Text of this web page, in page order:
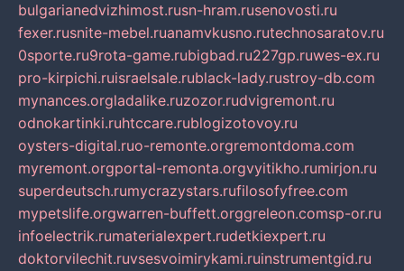
bulgarianedvizhimost.rusn-hram.rusenovosti.ru
fexer.rusnite-mebel.ruanamvkusno.rutechnosaratov.ru
0sporte.ru9rota-game.rubigbad.ru227gp.ruwes-ex.ru
pro-kirpichi.ruisraelsale.rublack-lady.rustroy-db.com
mynances.orgladalike.ruzozor.rudvigremont.ru
odnokartinki.ruhtccare.rublogizotovoy.ru
oysters-digital.ruo-remonte.orgremontdoma.com
myremont.orgportal-remonta.orgvyitikho.rumirjon.ru
superdeutsch.rumycrazystars.rufilosofyfree.com
mypetslife.orgwarren-buffett.orggreleon.comsp-or.ru
infoelectrik.rumaterialexpert.rudetkiexpert.ru
doktorvilechit.ruvsesvoimirykami.ruinstrumentgid.ru